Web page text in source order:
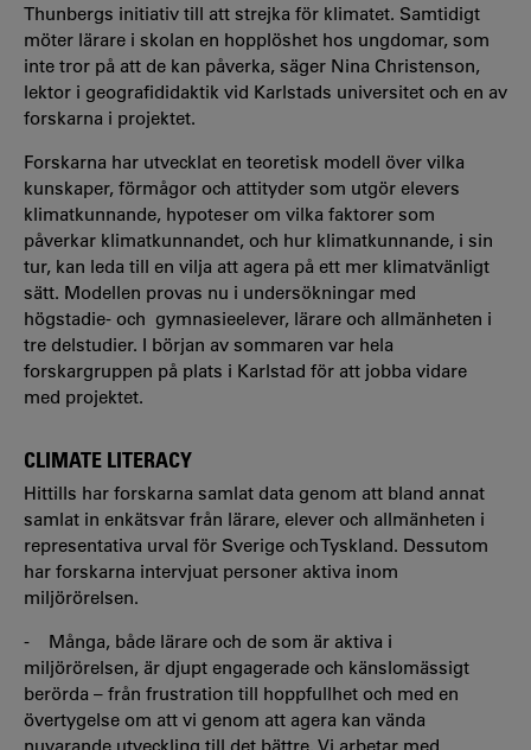
Thunbergs initiativ till att strejka för klimatet. Samtidigt
möter lärare i skolan en hopplöshet hos ungdomar, som
inte tror på att de kan påverka, säger Nina Christenson,
lektor i geografididaktik vid Karlstads universitet och en av
forskarna i projektet.
Forskarna har utvecklat en teoretisk modell över vilka
kunskaper, förmågor och attityder som utgör elevers
klimatkunnande, hypoteser om vilka faktorer som
påverkar klimatkunnandet, och hur klimatkunnande, i sin
tur, kan leda till en vilja att agera på ett mer klimatvänligt
sätt. Modellen provas nu i undersökningar med
högstadie- och gymnasieelever, lärare och allmänheten i
tre delstudier. I början av sommaren var hela
forskargruppen på plats i Karlstad för att jobba vidare
med projektet.
CLIMATE LITERACY
Hittills har forskarna samlat data genom att bland annat
samlat in enkätsvar från lärare, elever och allmänheten i
representativa urval för Sverige och Tyskland. Dessutom
har forskarna intervjuat personer aktiva inom
miljörörelsen.
- Många, både lärare och de som är aktiva i
miljörörelsen, är djupt engagerade och känslomässigt
berörda – från frustration till hoppfullhet och med en
övertygelse om att vi genom att agera kan vända